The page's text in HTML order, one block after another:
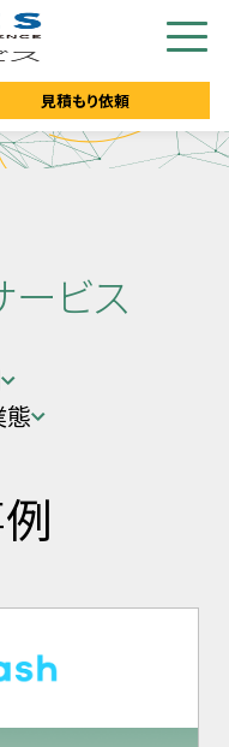
見積もり依頼
ービス
態